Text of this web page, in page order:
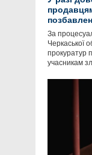
За
Черкаської
прокуратур
учасникам